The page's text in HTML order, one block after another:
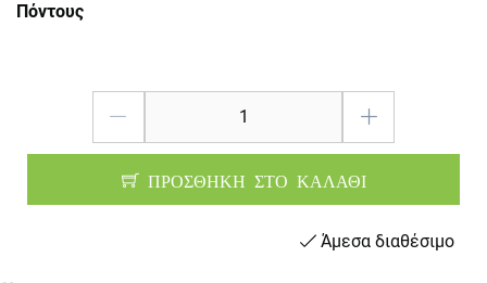
Πόντους
ΠΡΟΣΘΗΚΗ ΣΤΟ ΚΑΛΑΘΙ
Άμεσα διαθέσιμο